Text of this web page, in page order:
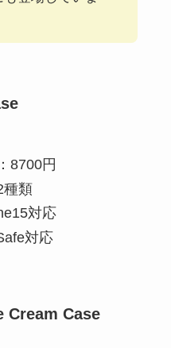
8700円
種類
対応
対応
Cream Case